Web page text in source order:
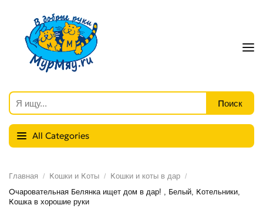
All Categories
Главная Кошки и Коты
Кошки и коты в дар
Очаровательная Белянка ищет дом в дар! , Белый, Котельники,
Кошка в хорошие руки